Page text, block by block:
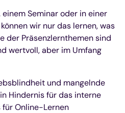
Seminar oder in einer
wir nur das lernen, was
der Präsenzlernthemen sind
wertvoll, aber im Umfang
und mangelnde
Hindernis für das interne
für Online-Lernen